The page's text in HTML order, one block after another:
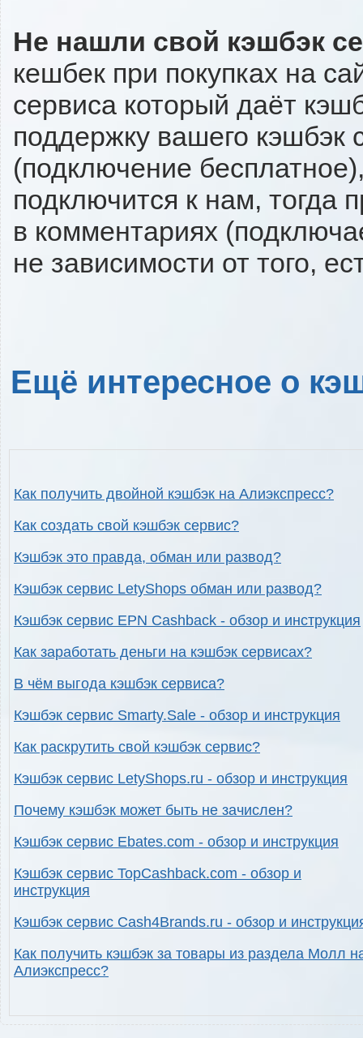
Не нашли свой кэшбэк
кешбек при покупках на
сервиса который даёт
поддержку вашего кэшбэк
(подключение
подключится к нам, тогда
в комментариях
не зависимости от того,
Ещё интересное о
Как получить двойной кэшбэк на Алиэкспресс?
Как создать свой кэшбэк сервис?
Кэшбэк это правда, обман или развод?
Кэшбэк сервис LetyShops обман или развод?
Кэшбэк сервис EPN Cashback - обзор и инструкция
Как заработать деньги на кэшбэк сервисах?
В чём выгода кэшбэк сервиса?
Кэшбэк сервис Smarty.Sale - обзор и инструкция
Как раскрутить свой кэшбэк сервис?
Кэшбэк сервис LetyShops.ru - обзор и инструкция
Почему кэшбэк может быть не зачислен?
Кэшбэк сервис Ebates.com - обзор и инструкция
Кэшбэк сервис TopCashback.com - обзор и
инструкция
Кэшбэк сервис Cash4Brands.ru - обзор и
Как получить кэшбэк за товары из раздела Молл
Алиэкспресс?